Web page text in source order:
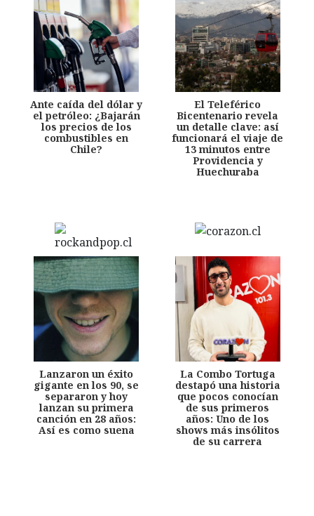
Ante caída del dólar y
el petróleo: ¿Bajarán
los precios de los
combustibles en
Chile?
El Teleférico
Bicentenario revela
un detalle clave: así
funcionará el viaje de
13 minutos entre
Providencia y
Huechuraba
Lanzaron un éxito
gigante en los 90, se
separaron y hoy
lanzan su primera
canción en 28 años:
Así es como suena
La Combo Tortuga
destapó una historia
que pocos conocían
de sus primeros
años: Uno de los
shows más insólitos
de su carrera